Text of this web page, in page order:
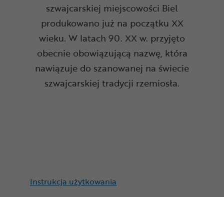
szwajcarskiej miejscowości Biel
produkowano już na początku XX
wieku. W latach 90. XX w. przyjęto
obecnie obowiązującą nazwę, która
nawiązuje do szanowanej na świecie
szwajcarskiej tradycji rzemiosła.
Instrukcja użytkowania